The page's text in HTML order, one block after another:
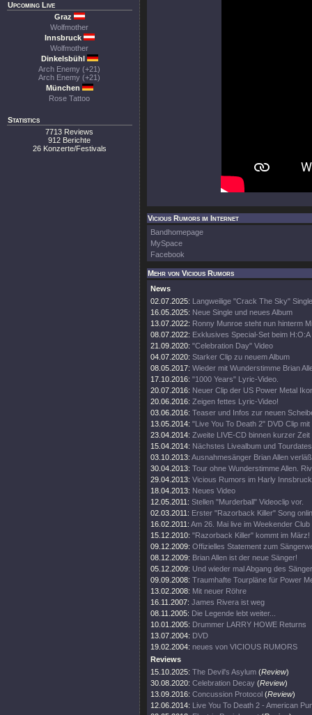
Upcoming Live
Graz
Wolfmother
Innsbruck
Wolfmother
Dinkelsbühl
Arch Enemy (+21)
Arch Enemy (+21)
München
Rose Tattoo
Statistics
7713 Reviews
912 Berichte
26 Konzerte/Festivals
Vicious Rumors im Internet
Bandhomepage
MySpace
Facebook
Mehr von Vicious Rumors
News
02.07.2025: Langweilige "Crack The Sky"
16.05.2025: Neue Single und neues Album
13.07.2022: Ronny Munroe steht nun hinterm
08.07.2022: Exklusives Special-Set beim H:O:A
21.09.2020: "Celebration Day" Video
04.07.2020: Starker Clip zu neuem Album
08.05.2017: Wieder mit Wunderstimme Brian
17.10.2016: "1000 Years" Lyric-Video.
20.07.2016: Neuer Clip der US Power Metal
20.06.2016: Zeigen fettes Lyric-Video!
03.06.2016: Teaser und Infos zur neuen
13.05.2014: "Live You To Death 2" DVD Clip
23.04.2014: Zweite LIVE-CD binnen kurzer Zeit
15.04.2014: Nächstes Livealbum und
03.10.2013: Ausnahmesänger Brian Allen
30.04.2013: Tour ohne Wunderstimme Allen.
29.04.2013: Vicious Rumors im Harly
18.04.2013: Neues Video
12.05.2011: Stellen "Murderball" Videoclip vor.
02.03.2011: Erster "Razorback Killer" Song
16.02.2011: Am 26. Mai live im Weekender
15.12.2010: "Razorback Killer" kommt im März!
09.12.2009: Offizielles Statement zum
08.12.2009: Brian Allen ist der neue Sänger!
05.12.2009: Und wieder mal Abgang des
09.09.2008: Traumhafte Tourpläne für Power
13.02.2008: Mit neuer Röhre
16.11.2007: James Rivera ist weg
08.11.2005: Die Legende lebt weiter...
10.01.2005: Drummer LARRY HOWE Returns
13.07.2004: DVD
19.02.2004: neues von VICIOUS RUMORS
Reviews
15.10.2025: The Devil's Asylum (Review)
30.08.2020: Celebration Decay (Review)
13.09.2016: Concussion Protocol (Review)
12.06.2014: Live You To Death 2 - American